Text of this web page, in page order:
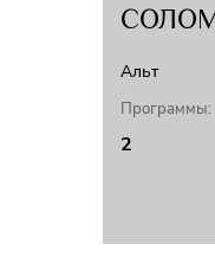
Альт
Программы:
2